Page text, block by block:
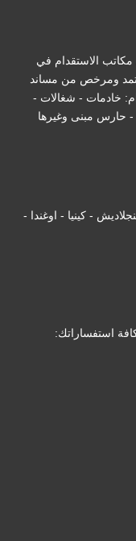
مكاتب الاستقدام في
ومرخص من مساند
خادمات - شغالات -
حارس مبنى وغيرها
- كينيا - اوغندا -
استفساراتك: